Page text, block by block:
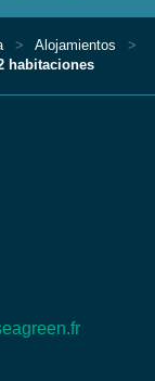
Alojamientos
habitaciones